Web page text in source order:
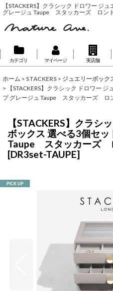
【STACKERS】クラシック ドロワー ジ
グレージュ Taupe スタッカーズ ロ
カテゴリ マイページ 実店舗
ホーム > STACKERS > ジュエリーボック
>
【STACKERS】クラシック ドロワー
プ グレージュ Taupe スタッカーズ
【STACKERS】クラシ
ボックス 選べる3個セッ
Taupe スタッカーズ
[DR3set-TAUPE]